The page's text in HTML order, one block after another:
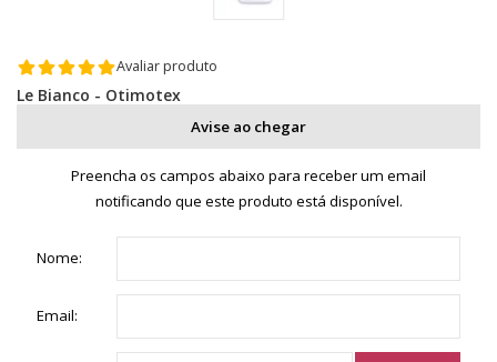
Avaliar produto
Le Bianco - Otimotex
Avise ao chegar
Preencha os campos abaixo para receber um email
notificando que este produto está disponível.
Nome:
Email: